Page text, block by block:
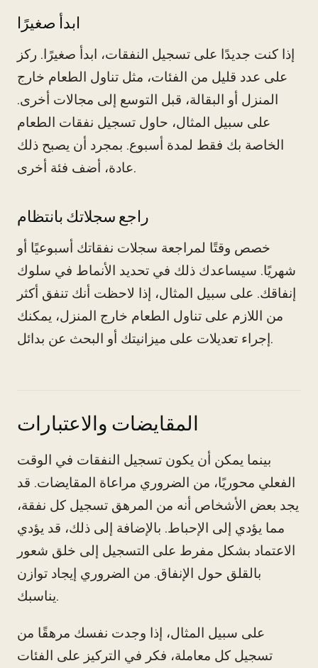
ابدأ صغيرًا
إذا كنت جديدًا على تسجيل النفقات، ابدأ صغيرًا. ركز
على عدد قليل من الفئات، مثل تناول الطعام خارج
المنزل أو البقالة، قبل التوسع إلى مجالات أخرى.
على سبيل المثال، حاول تسجيل نفقات الطعام
الخاصة بك فقط لمدة أسبوع. بمجرد أن يصبح ذلك
عادة، أضف فئة أخرى.
راجع سجلاتك بانتظام
خصص وقتًا لمراجعة سجلات نفقاتك أسبوعيًا أو
شهريًا. سيساعدك ذلك في تحديد الأنماط في سلوك
إنفاقك. على سبيل المثال، إذا لاحظت أنك تنفق أكثر
من اللازم على تناول الطعام خارج المنزل، يمكنك
إجراء تعديلات على ميزانيتك أو البحث عن بدائل.
المقايضات والاعتبارات
بينما يمكن أن يكون تسجيل النفقات في الوقت
الفعلي محوريًا، من الضروري مراعاة المقايضات. قد
يجد بعض الأشخاص أنه من المرهق تسجيل كل نفقة،
مما يؤدي إلى الإحباط. بالإضافة إلى ذلك، قد يؤدي
الاعتماد بشكل مفرط على التسجيل إلى خلق شعور
بالقلق حول الإنفاق. من الضروري إيجاد توازن
يناسبك.
على سبيل المثال، إذا وجدت نفسك مرهقًا من
تسجيل كل معاملة، فكر في التركيز على الفئات